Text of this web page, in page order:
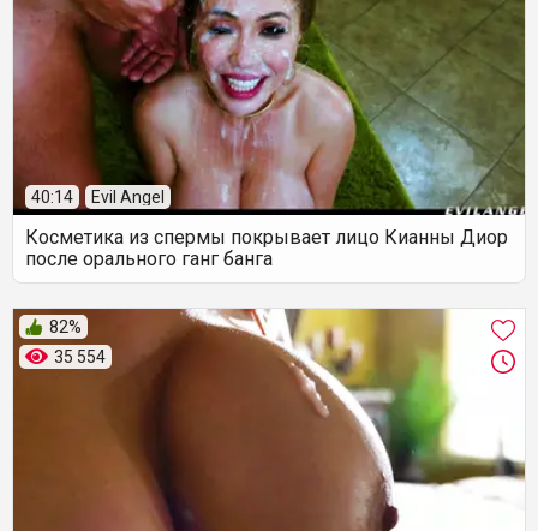
40:14 Evil Angel
Косметика из спермы покрывает лицо Кианны Диор
после орального ганг банга
35 554
82%